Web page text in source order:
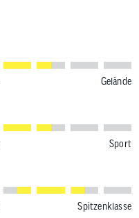
Gelände
Sport
Spitzenklasse